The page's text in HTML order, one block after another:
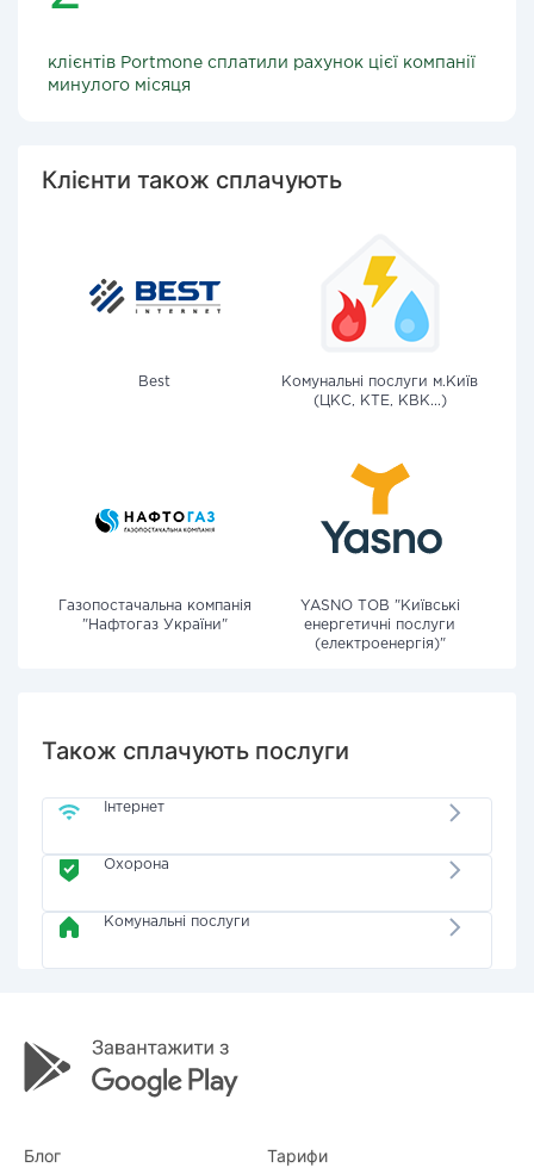
клієнтів Portmone сплатили рахунок цієї компанії
минулого місяця
Клієнти також сплачують
Best
Комунальні послуги м.Київ
(ЦКС, КТЕ, КВК...)
Газопостачальна компанія
"Нафтогаз України"
YASNO ТОВ "Київські
енергетичні послуги
(електроенергія)"
Також сплачують послуги
Інтернет
Охорона
Комунальні послуги
Блог Тарифи